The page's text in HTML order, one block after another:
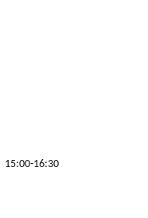
15:00-16:30